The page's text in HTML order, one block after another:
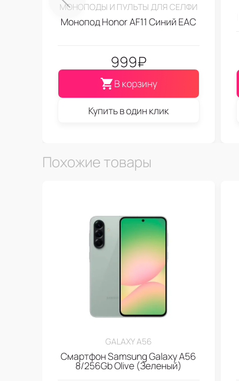
МОНОПОДЫ И ПУЛЬТЫ ДЛЯ СЕЛФИ
Монопод Honor AF11 Синий EAC
999₽
В корзину
Купить в один клик
Похожие товары
GALAXY A56
Смартфон Samsung Galaxy A56
8/256Gb Olive (Зеленый)